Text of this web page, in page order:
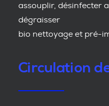
assouplir, désinfecter
dégraisser
bio nettoyage et pré-
Circulation